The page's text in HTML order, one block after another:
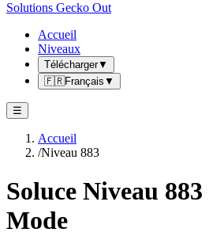
Solutions Gecko Out
Accueil
Niveaux
Télécharger▼
🇫🇷Français ▼
☰
Accueil
/Niveau 883
Soluce Niveau 883
Mode